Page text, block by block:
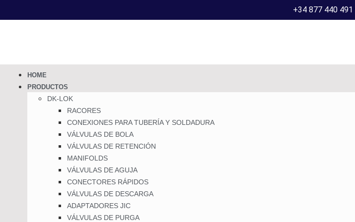
+34 877 440 491
HOME
PRODUCTOS
DK-LOK
RACORES
CONEXIONES PARA TUBERÍA Y SOLDADURA
VÁLVULAS DE BOLA
VÁLVULAS DE RETENCIÓN
MANIFOLDS
VÁLVULAS DE AGUJA
CONECTORES RÁPIDOS
VÁLVULAS DE DESCARGA
ADAPTADORES JIC
VÁLVULAS DE PURGA